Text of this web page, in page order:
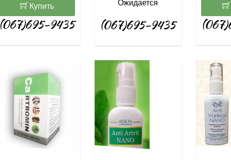
Купить
(067)695-9435
Ожидается
(067)695-9435